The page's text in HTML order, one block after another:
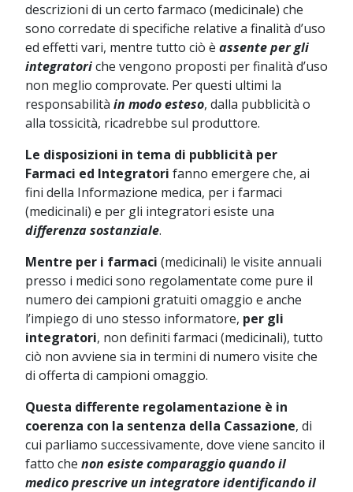
descrizioni di un certo farmaco (medicinale) che
sono corredate di specifiche relative a finalità d’uso
ed effetti vari, mentre tutto ciò è assente per gli
integratoriche vengono proposti per finalità d’uso
non meglio comprovate. Per questi ultimi la
responsabilità in modo esteso, dalla pubblicità o
alla tossicità, ricadrebbe sul produttore.
Le disposizioni in tema di pubblicità per
Farmaci ed Integratori fanno emergere che, ai
fini della Informazione medica, per i farmaci
(medicinali) e per gli integratori esiste una
differenza sostanziale.
Mentre per i farmaci (medicinali) le visite annuali
presso i medici sono regolamentate come pure il
numero dei campioni gratuiti omaggio e anche
l’impiego di uno stesso informatore, per gli
integratori, non definiti farmaci (medicinali), tutto
ciò non avviene sia in termini di numero visite che
di offerta di campioni omaggio.
Questa differente regolamentazione è in
coerenza con la sentenza della Cassazione, di
cui parliamo successivamente, dove viene sancito il
fatto che non esiste comparaggio quando il
medico prescrive un integratore identificando il